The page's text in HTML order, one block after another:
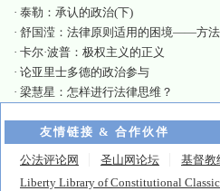
· 泰勒：承认的政治(下)
· 舒国滢：法律原则适用的困境——方
· 卡尔·波普：极权主义的正义
· 论亚里士多德的政治参与
· 梁慧星：怎样进行法律思维？
友情链接 & 合作伙伴
公法评论网 圣山网论坛 基督教
Liberty Library of Constitutional